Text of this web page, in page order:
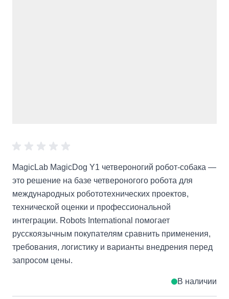
MagicLab MagicDog Y1 четвероногий робот-собака —
это решение на базе четвероногого робота для
международных робототехнических проектов,
технической оценки и профессиональной
интеграции. Robots International помогает
русскоязычным покупателям сравнить применения,
требования, логистику и варианты внедрения перед
запросом цены.
В наличии